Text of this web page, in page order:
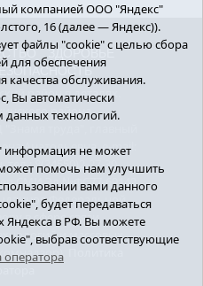
ЗДОРОВЬЕ
район в деталях.
района
Анатольевна, e-mail:
8(34550)2-27-30
СМИ Эл №ФС77-69142
Федеральной
в сфере связи,
и массовых
компанией ООО "Яндекс"
16 (далее — Яндекс)).
файлы "cookie" с целью сбора
для обеспечения
качества обслуживания.
Вы автоматически
данных технологий.
не может
помочь нам улучшить
вами данного
будет передаваться
Яндекса в РФ. Вы можете
выбрав соответствующие
оператора